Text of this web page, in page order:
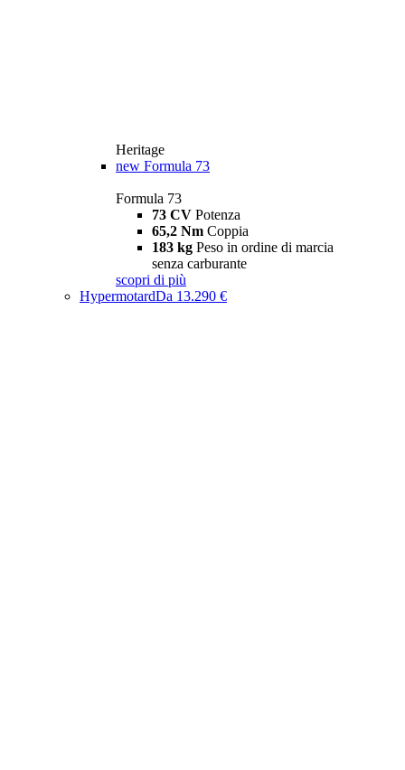
Heritage
new Formula 73
Formula 73
73 CV Potenza
65,2 Nm Coppia
183 kg Peso in ordine di marcia
senza carburante
scopri di più
HypermotardDa 13.290 €